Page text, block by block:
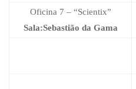
Oficina 7 – “Scientix”
Sala:Sebastião da Gama